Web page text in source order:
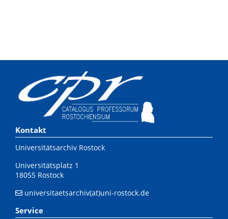
Kontakt
Universitätsarchiv Rostock
Universitätsplatz 1
18055 Rostock
universitaetsarchiv(at)uni-rostock.de
Service